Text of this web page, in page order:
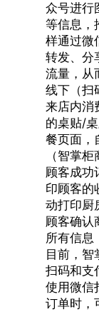
众号进行
等信息，
样通过微
转发、分
流量，从
线下（扫
来店内消
的桌贴/
餐页面，
（智掌柜
顾客成功
印顾客的
动打印厨
顾客确认
所有信息
目前，智
扫码和支
使用微信
订单时，